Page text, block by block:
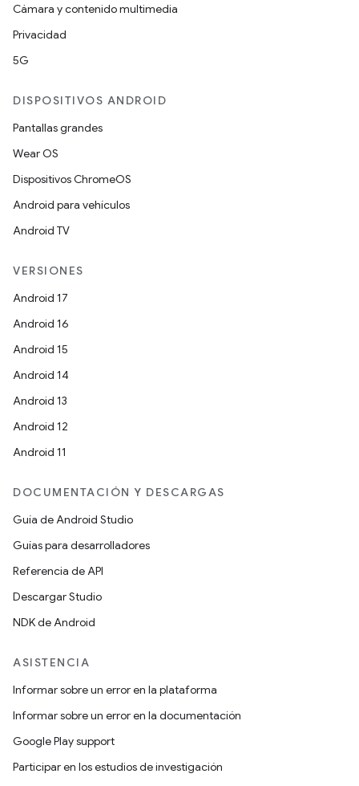
Cámara y contenido multimedia
Privacidad
5G
DISPOSITIVOS ANDROID
Pantallas grandes
Wear OS
Dispositivos ChromeOS
Android para vehículos
Android TV
VERSIONES
Android 17
Android 16
Android 15
Android 14
Android 13
Android 12
Android 11
DOCUMENTACIÓN Y DESCARGAS
Guía de Android Studio
Guías para desarrolladores
Referencia de API
Descargar Studio
NDK de Android
ASISTENCIA
Informar sobre un error en la plataforma
Informar sobre un error en la documentación
Google Play support
Participar en los estudios de investigación